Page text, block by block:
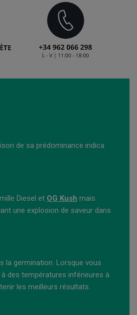
de sa prédominance indica
Diesel et OG Kush mais
une explosion de saveur dans
la germination. Lorsque vous
des températures inférieures à
les meilleurs résultats.